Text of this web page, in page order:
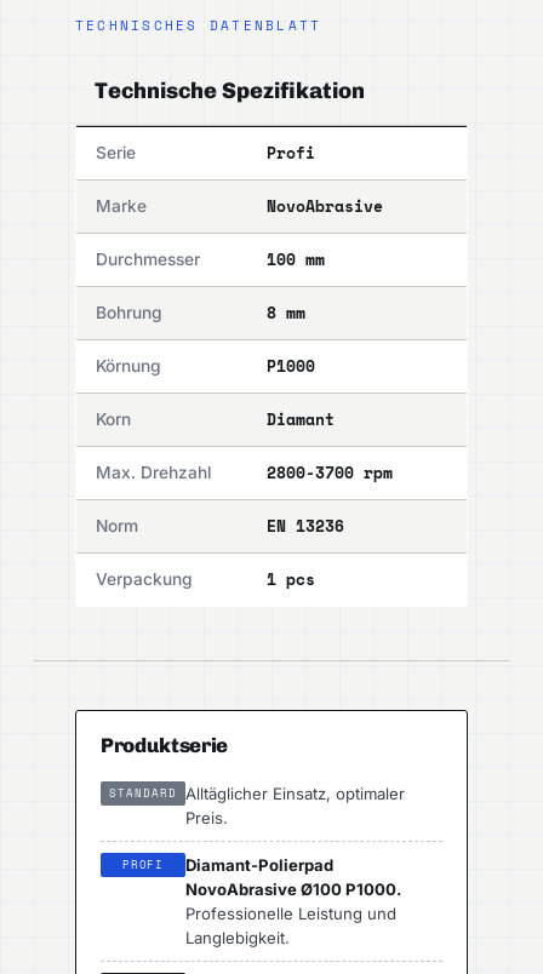
TECHNISCHES DATENBLATT
Technische Spezifikation
Serie Profi
Marke NovoAbrasive
Durchmesser 100 mm
Bohrung 8 mm
Körnung P1000
Korn Diamant
Max. Drehzahl 2800-3700 rpm
Norm EN 13236
Verpackung 1 pcs
Produktserie
STANDARD
Alltäglicher Einsatz, optimaler
Preis.
PROFI
Diamant-Polierpad
NovoAbrasive Ø100 P1000.
Professionelle Leistung und
Langlebigkeit.